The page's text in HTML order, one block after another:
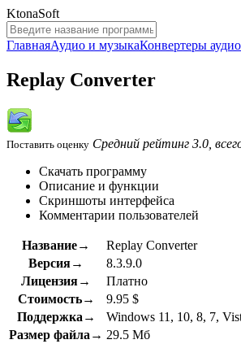
KtonaSoft
ГлавнаяАудио и музыкаКонвертеры аудио
Replay Converter
Поставить оценку Средний рейтинг 3.0,
Скачать программу
Описание и функции
Скриншоты интерфейса
Комментарии пользователей
Название→
Replay Converter
Версия→
8.3.9.0
Лицензия→
Платно
Стоимость→
9.95 $
Поддержка→
Windows 11, 10, 8, 7,
Размер файла→ 29.5 Мб